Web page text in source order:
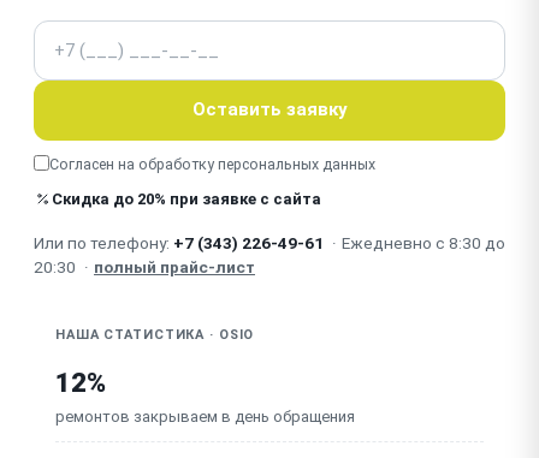
Не заряжается
Не включается после обновления
Телефон
Оставить заявку
Согласен на обработку персональных данных
Скидка до 20% при заявке с сайта
Или по телефону: +7 (343) 226-49-61 · Ежедневно с 8:30 до
20:30 · полный прайс-лист
НАША СТАТИСТИКА · OSIO
12%
ремонтов закрываем в день обращения